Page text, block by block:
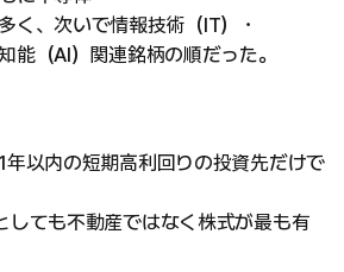
く、次いで情報技術（IT）・
能（AI）関連銘柄の順だった。
以内の短期高利回りの投資先だけで
しても不動産ではなく株式が最も有